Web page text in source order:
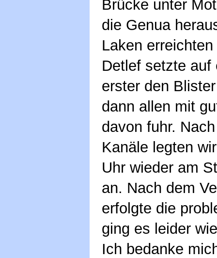
Brücke unter
die Genua
Laken
Detlef setzte auf
erster den
dann allen mit
davon fuhr.
Kanäle legten
Uhr wieder am
an. Nach dem
erfolgte die
ging es leider
Ich bedanke